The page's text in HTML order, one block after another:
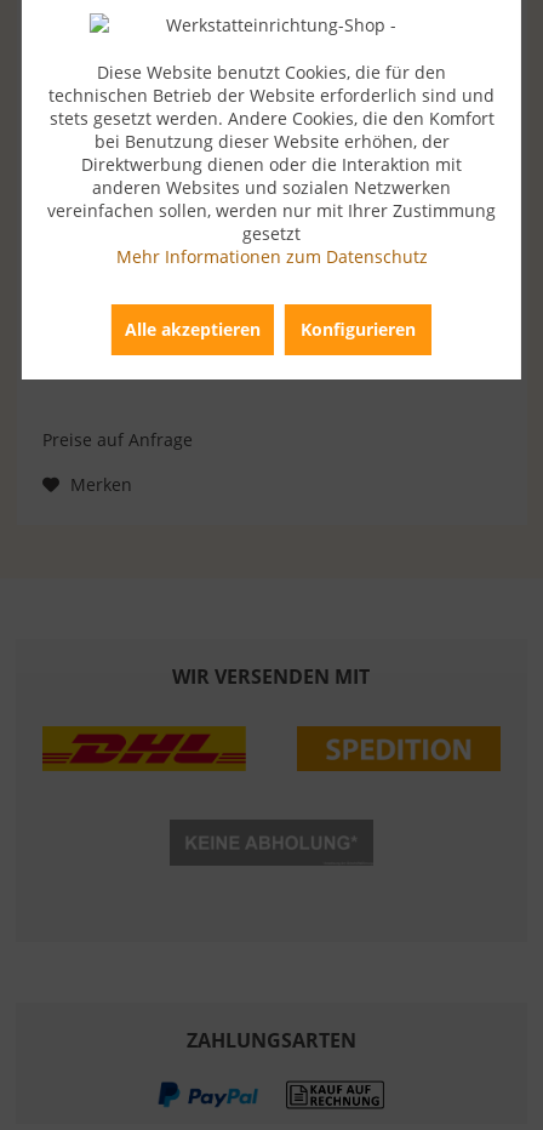
Preise auf Anfrage
Merken
WIR VERSENDEN MIT
ZAHLUNGSARTEN
Diese Website benutzt Cookies, die für den
technischen Betrieb der Website erforderlich sind und
stets gesetzt werden. Andere Cookies, die den Komfort
bei Benutzung dieser Website erhöhen, der
Direktwerbung dienen oder die Interaktion mit
anderen Websites und sozialen Netzwerken
vereinfachen sollen, werden nur mit Ihrer Zustimmung
gesetzt
Mehr Informationen zum Datenschutz
Alle akzeptieren Konfigurieren